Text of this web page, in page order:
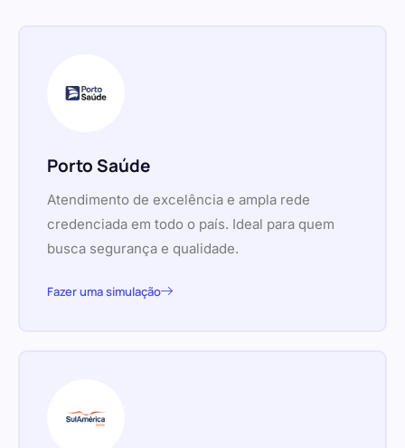
Porto Saúde
Atendimento de excelência e ampla rede
credenciada em todo o país. Ideal para quem
busca segurança e qualidade.
Fazer uma simulação